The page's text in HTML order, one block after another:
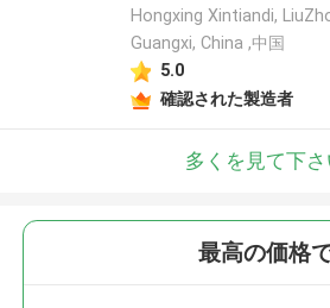
Hongxing Xintiandi,
Guangxi, China ,中国
5.0
確認された製造者
多くを見て下さ
最高の価格